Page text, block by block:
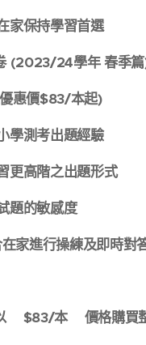
家保持學習首選🥇
(2023/24學年 春季
惠價$83/本起)
學測考出題經驗
更高階之出題形式
題的敏感度
家進行操練及即時對
🔥$83/本🔥價格購買